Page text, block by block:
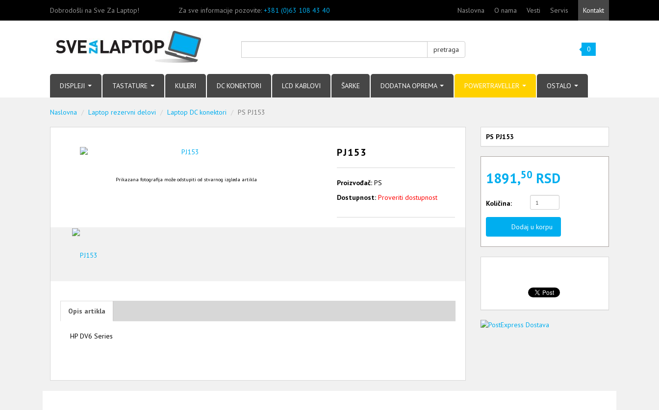
Dobrodošli na Sve Za Laptop! Za sve informacije pozovite: +381 (0)63 108 43 40 Naslovna O nama Vesti Servis Kontakt
pretraga 0
DISPLEJI TASTATURE KULERI DC KONEKTORI LCD KABLOVI ŠARKE DODATNA OPREMA POWERTRAVELLER OSTALO
Naslovna Laptop rezervni delovi Laptop DC konektori PS PJ153
Prikazana fotografija može odstupiti od stvarnog izgleda artikla
PJ153
Proizvođač:PS
Dostupnost: Proveriti dostupnost
Opis artikla
HP DV6 Series
PS PJ153
1891,50 RSD
Količina:
Dodaj u korpu